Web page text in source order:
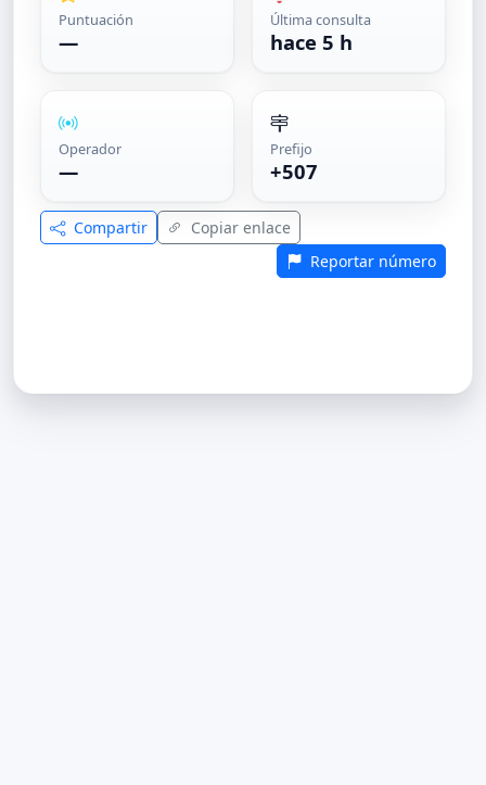
Puntuación
—
Última consulta
hace 5 h
Operador
—
Prefijo
+507
Compartir
Copiar enlace
Reportar número